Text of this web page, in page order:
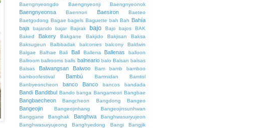
Baengnyeongdo
Baengnyeonji Baengnyeonok
Baengnyeonsa Baennori Baesiron
Baeteo
Baetgodong Bagae bagels Baguette bah Bah Bahía
baja
bajando bajar Bajirak bajo Bajo bajos
BAK
Baked
Bakery Bakgane Bakjido Bakjisan
Baksa
Baksugeun
Balbbadak balconies balcony
Baldwin
Balgae
Balhae Bali Ball Ballena Ballenas
balloon
Ballroom ballrooms balls balneario balo Balsan balsas
Balsas
Balwangsan Balwoo Bam bamb
bamboo
bamboofestival
Bambú Bamnidan
Bamtol
Banbyeoncheon
banco Banco bancos bandada
Bandi Banditbul Bando banga Bangameori Bangbae
Bangbaecheon Bangcheon Bangdong Bangeo
Bangeojin Bangeojinhang
Bangeojinsunhwan
Banggane
Banghak Banghwa
Banghwasuryujeon
Banghwasuryujeong
Banghyedong Bangi
Bangjik